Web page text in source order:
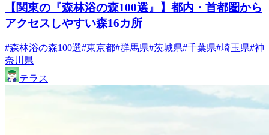
【関東の『森林浴の森100選』】都内・首都圏から
アクセスしやすい森16カ所
#森林浴の森100選#東京都#群馬県#茨城県#千葉県#埼玉県#神
奈川県
テラス